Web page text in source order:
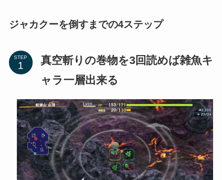
ジャカクーを倒すまでの4ステップ
STEP
真空斬りの巻物を3回読めば雑魚キ
ャラ一層出来る